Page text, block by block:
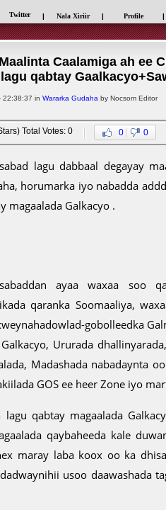
Twitter | Nala Xiriir | Profile |
Caalamiga ah ee
qabtay
22:38:37 in Wararka Gudaha by Nocsom Editor
Total Votes: 0 0 0
lagu dabbaal degayay
horumarka iyo nabadda
magaalada Galkacyo .
ayaa waxaa soo
qaranka Soomaaliya,
gobolleedka
Ururada
Madashada nabadaynta
GOS ee heer Zone iyo
qabtay magaalada
qaybaheeda kale
maray laba koox oo ka
usoo daawashada